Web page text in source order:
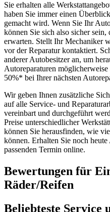
Sie erhalten alle
haben Sie immer einen
gemacht wird. Wenn Sie Ihr
können Sie sich also sicher sein,
erwarten. Stellt Ihr Mechaniker
vor der Reparatur kontaktiert.
anderer Autobesitzer an, um
Autoreparaturen
50%* bei Ihrer nächsten
Wir geben Ihnen zusätzliche
auf alle Service- und
vereinbart und durchgeführt
Preise unterschiedlicher
können Sie herausfinden, wie
können. Erhalten Sie noch
passenden Termin online.
Bewertungen für
Räder/Reifen
Beliebteste Service